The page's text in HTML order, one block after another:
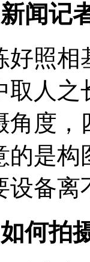
闻记
好照相
取人
角度，
的是构
设备离
何拍